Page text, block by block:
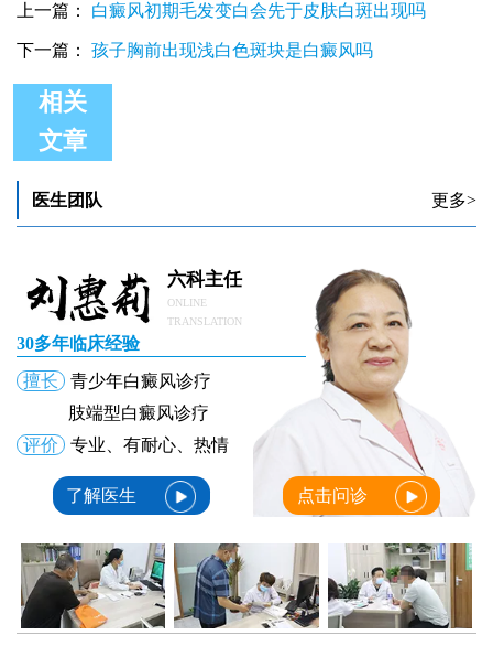
上一篇： 白癜风初期毛发变白会先于皮肤白斑出现吗
下一篇： 孩子胸前出现浅白色斑块是白癜风吗
相关
文章
宝宝身上有白色斑块 白一块是白癜风吗
医生团队 更多>
六科主任
ONLINE
TRANSLATION
30多年临床经验
擅长
青少年白癜风诊疗
肢端型白癜风诊疗
评价
专业、有耐心、热情
了解医生 点击问诊